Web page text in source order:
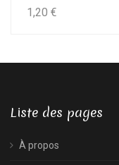
1,20 €
Liste des pages
À propos